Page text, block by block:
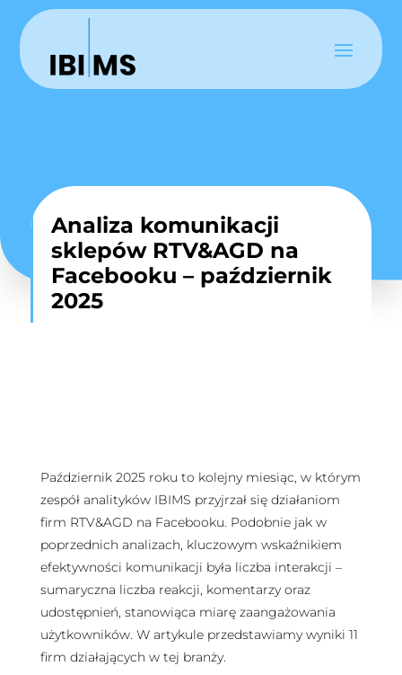
Analiza komunikacji
sklepów RTV&AGD na
Facebooku – październik
2025
Październik 2025 roku to kolejny miesiąc, w którym
zespół analityków IBIMS przyjrzał się działaniom
firm RTV&AGD na Facebooku. Podobnie jak w
poprzednich analizach, kluczowym wskaźnikiem
efektywności komunikacji była liczba interakcji –
sumaryczna liczba reakcji, komentarzy oraz
udostępnień, stanowiąca miarę zaangażowania
użytkowników. W artykule przedstawiamy wyniki 11
firm działających w tej branży.